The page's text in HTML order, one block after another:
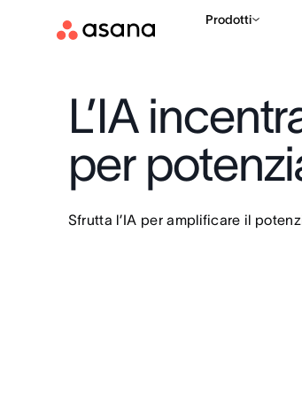
Prodotti
L’IA
per
Sfrutta l’IA per amplificare il